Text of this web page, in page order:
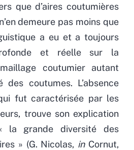
que d’aires coutumières
demeure pas moins que
a eu et a toujours
et réelle sur la
coutumier autant
coutumes. L’absence
fut caractérisée par les
trouve son explication
la grande diversité des
» (G. Nicolas, inCornut,